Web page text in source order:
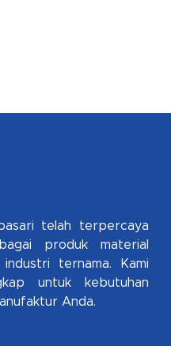
telah terpercaya
produk material
ternama. Kami
untuk kebutuhan
Anda.